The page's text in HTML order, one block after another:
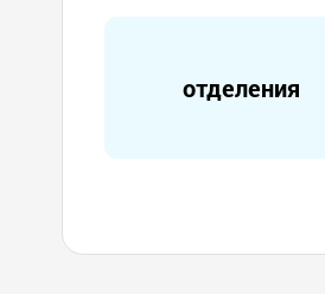
отделения